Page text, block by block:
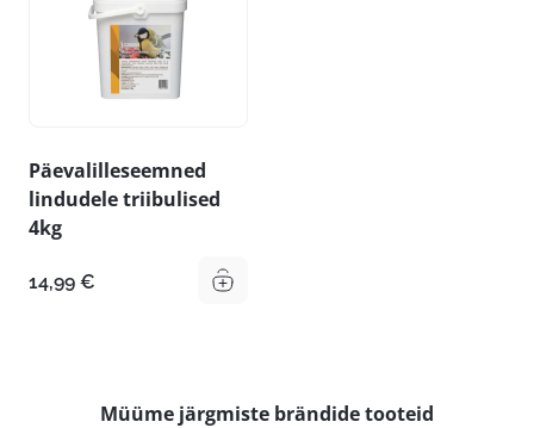
Päevalilleseemned
lindudele triibulised
4kg
14,99 €
Müüme järgmiste brändide tooteid